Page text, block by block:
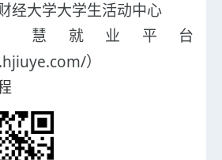
经大学大学生活动中心
慧就业平台
）